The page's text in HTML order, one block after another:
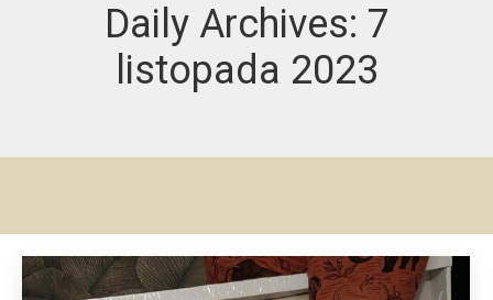
Daily Archives: 7
listopada 2023